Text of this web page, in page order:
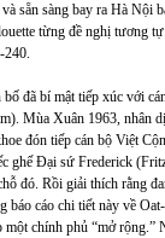
sẵn sàng bay ra Hà Nội
từng đề nghị tương
240.
đã bí mật tiếp xúc với
Mùa Xuân 1963, nhân
đón tiếp cán bộ Việt
ghế Đại sứ Frederick
đó. Rồi giải thích rằng
báo cáo chi tiết này về
một chính phủ “mở rộng.”